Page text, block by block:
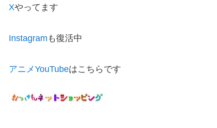
Xやってます
Instagram も復活中
アニメYouTubeはこちらです